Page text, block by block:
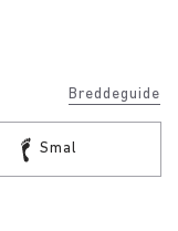
Breddeguide
Smal